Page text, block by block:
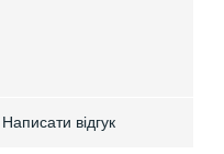
Написати відгук